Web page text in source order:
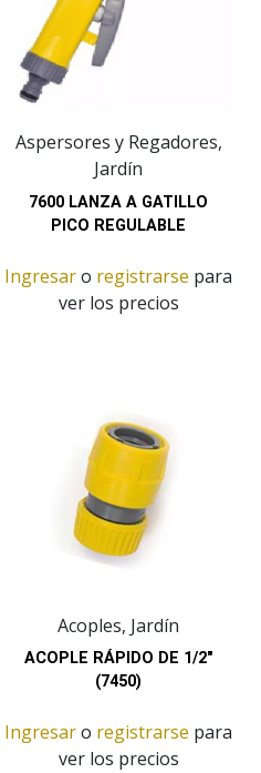
Aspersores y Regadores,
Jardín
7600 LANZA A GATILLO
PICO REGULABLE
Ingresaro registrarse para
ver los precios
Acoples, Jardín
ACOPLE RÁPIDO DE 1/2″
(7450)
Ingresaro registrarse para
ver los precios